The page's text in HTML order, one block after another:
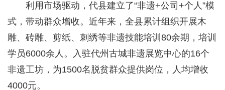
利用市场驱动，代县建立了“非遗+公司+个人”模
式，带动群众增收。近年来，全县累计组织开展木
雕、砖雕、剪纸、刺绣等非遗技能培训80余期，培训
学员6000余人。入驻代州古城非遗展览中心的16个
非遗工坊，为1500名脱贫群众提供岗位，人均增收
4000元。